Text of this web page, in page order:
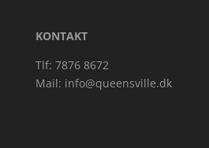
KONTAKT
Tlf: 7876 8672
Mail: info@queensville.dk